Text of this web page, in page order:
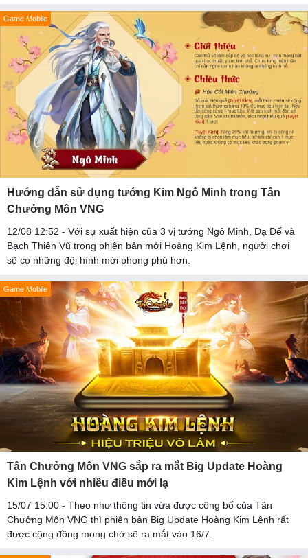
Game Mobile
Hướng dẫn sử dụng tướng Kim Ngô Minh trong Tân
Chưởng Môn VNG
12/08 12:52 - Với sự xuất hiện của 3 vị tướng Ngô Minh, Dạ Đế và
Bạch Thiên Vũ trong phiên bản mới Hoàng Kim Lệnh, người chơi
sẽ có những đội hình mới phong phú hơn.
Game Mobile
Tân Chưởng Môn VNG sắp ra mắt Big Update Hoàng
Kim Lệnh với nhiều điều mới lạ
15/07 15:00 - Theo như thông tin vừa được công bố của Tân
Chưởng Môn VNG thì phiên bản Big Update Hoàng Kim Lệnh rất
được cộng đồng mong chờ sẽ ra mắt vào 16/7.